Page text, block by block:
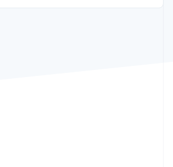
évolutions
en ligne